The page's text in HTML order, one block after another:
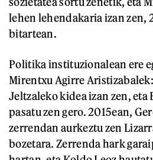
lehen lehendakaria izan zen,
bitartean.
Politika instituzionalean ere
Mirentxu Agirre
Jeltzaleko kidea izan zen, eta
pasatu zen gero. 2015ean,
zerrendan aurkeztu zen
bozetara. Zerrenda hark